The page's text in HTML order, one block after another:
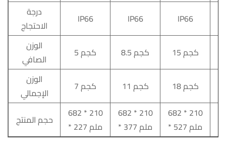
درجة
الاحتجاج
IP66 IP66
IP66
الوزن
الصافي
5 كجم 8.5 كجم
15 كجم
الوزن
الإجمالي
7 كجم 11 كجم 18 كجم
حجم المنتج
682 * 210
* 227 ملم
682 * 210
* 377 ملم
682 * 210
* 527 ملم